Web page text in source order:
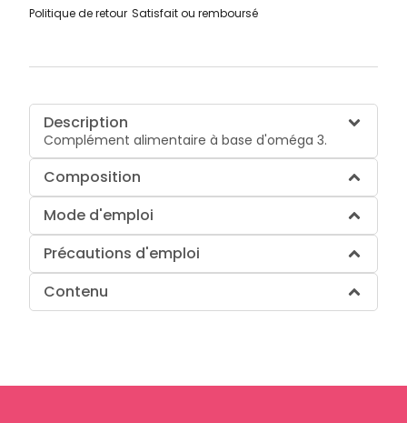
Politique de retour Satisfait ou remboursé
Description
Complément alimentaire à base d'oméga 3.
Composition
Mode d'emploi
Précautions d'emploi
Contenu